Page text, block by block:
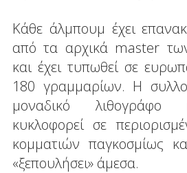
Κάθε άλμπουμ έχει
από τα αρχικά master
και έχει τυπωθεί σε
180 γραμμαρίων. Η
μοναδικό λιθογράφο
κυκλοφορεί σε
κομματιών παγκοσμίως
«ξεπουλήσει» άμεσα.